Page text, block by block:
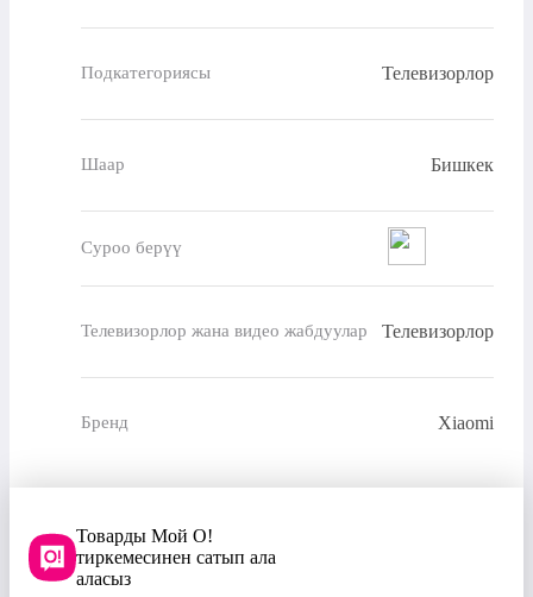
Подкатегориясы Телевизорлор
Шаар Бишкек
Суроо берүү
Телевизорлор жана видео жабдуулар Телевизорлор
Бренд Xiaomi
Товарды Мой О!
тиркемесинен сатып ала
аласыз